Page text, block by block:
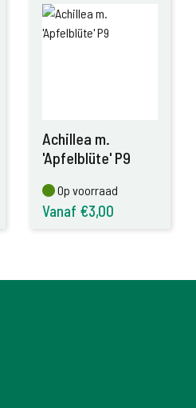
Achillea m.
'Apfelblüte' P9
Op voorraad
Op voorraad
Vanaf €3,00